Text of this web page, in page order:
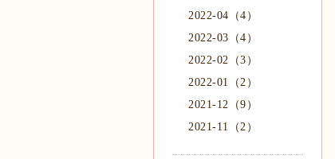
2022-04（4）
2022-03（4）
2022-02（3）
2022-01（2）
2021-12（9）
2021-11（2）